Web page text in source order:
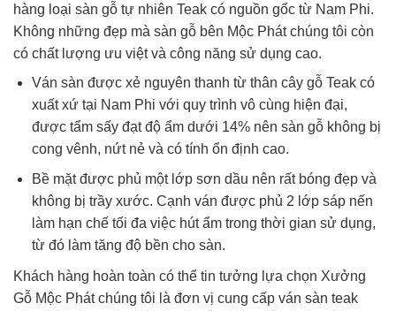
hàng loại sàn gỗ tự nhiên Teak có nguồn gốc từ Nam Phi.
Không những đẹp mà sàn gỗ bên Mộc Phát chúng tôi còn
có chất lượng ưu việt và công năng sử dụng cao.
Ván sàn được xẻ nguyên thanh từ thân cây gỗ Teak có
xuất xứ tại Nam Phi với quy trình vô cùng hiện đại,
được tẩm sấy đạt độ ẩm dưới 14% nên sàn gỗ không bị
cong vênh, nứt nẻ và có tính ổn định cao.
Bề mặt được phủ một lớp sơn dầu nên rất bóng đẹp và
không bị trầy xước. Cạnh ván được phủ 2 lớp sáp nến
làm hạn chế tối đa việc hút ẩm trong thời gian sử dụng,
từ đó làm tăng độ bền cho sàn.
Khách hàng hoàn toàn có thể tin tưởng lựa chọn Xưởng
Gỗ Mộc Phát chúng tôi là đơn vị cung cấp ván sàn teak